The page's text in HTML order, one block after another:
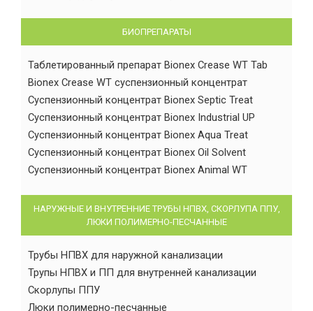
БИОПРЕПАРАТЫ
Таблетированный препарат Bionex Crease WT Tab
Bionex Crease WT суспензионный концентрат
Суспензионный концентрат Bionex Septic Treat
Суспензионный концентрат Bionex Industrial UP
Суспензионный концентрат Bionex Aqua Treat
Суспензионный концентрат Bionex Oil Solvent
Суспензионный концентрат Bionex Animal WT
НАРУЖНЫЕ И ВНУТРЕННИЕ ТРУБЫ НПВХ, СКОРЛУПА ППУ,
ЛЮКИ ПОЛИМЕРНО-ПЕСЧАННЫЕ
Трубы НПВХ для наружной канализации
Трупы НПВХ и ПП для внутренней канализации
Скорлупы ППУ
Люки полимерно-песчанные